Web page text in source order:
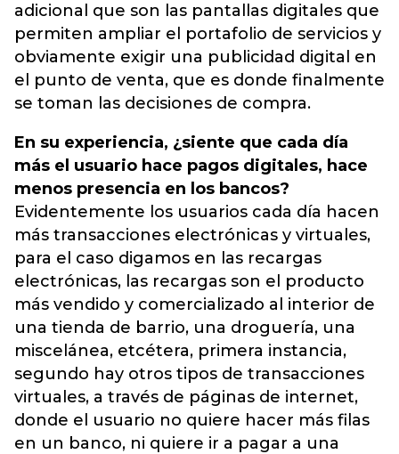
adicional que son las pantallas digitales que
permiten ampliar el portafolio de servicios y
obviamente exigir una publicidad digital en
el punto de venta, que es donde finalmente
se toman las decisiones de compra.
En su experiencia, ¿siente que cada día
más el usuario hace pagos digitales, hace
menos presencia en los bancos?
Evidentemente los usuarios cada día hacen
más transacciones electrónicas y virtuales,
para el caso digamos en las recargas
electrónicas, las recargas son el producto
más vendido y comercializado al interior de
una tienda de barrio, una droguería, una
miscelánea, etcétera, primera instancia,
segundo hay otros tipos de transacciones
virtuales, a través de páginas de internet,
donde el usuario no quiere hacer más filas
en un banco, ni quiere ir a pagar a una